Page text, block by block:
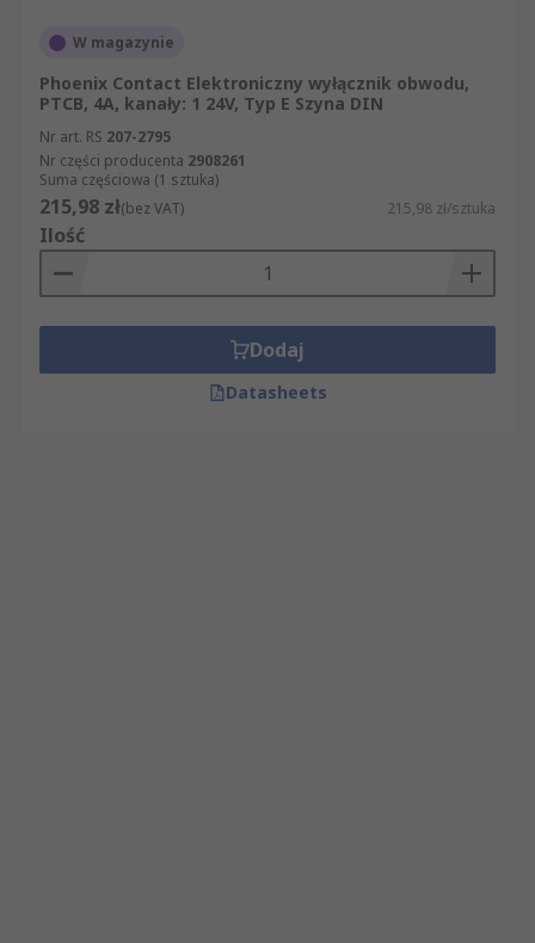
W magazynie
Phoenix Contact Elektroniczny wyłącznik obwodu,
PTCB, 4A, kanały: 1 24V, Typ E Szyna DIN
Nr art. RS 207-2795
Nr części producenta 2908261
Suma częściowa (1 sztuka)
215,98 zł(bez VAT) 215,98 zł/sztuka
Ilość
Dodaj
Datasheets